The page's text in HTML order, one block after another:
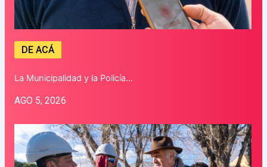
DE ACÁ
La Municipalidad y la Policía…
AGO 5, 2026